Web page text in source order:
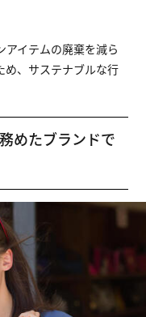
アイテムの廃棄を減ら
め、サステナブルな行
めたブランドで